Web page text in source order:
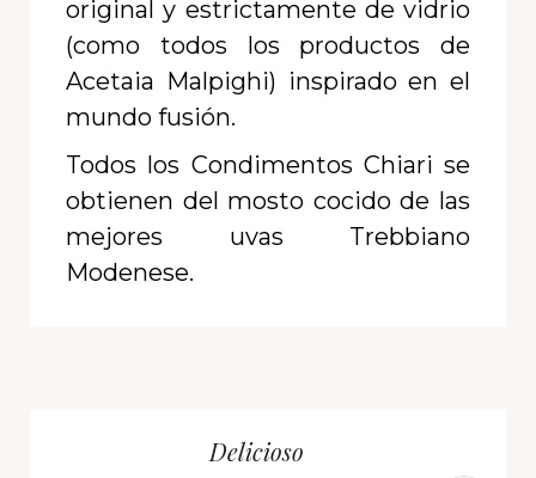
original y estrictamente de vidrio
(como todos los productos de
Acetaia Malpighi) inspirado en el
mundo fusión.
Todos los Condimentos Chiari se
obtienen del mosto cocido de las
mejores uvas Trebbiano
Modenese.
Delicioso